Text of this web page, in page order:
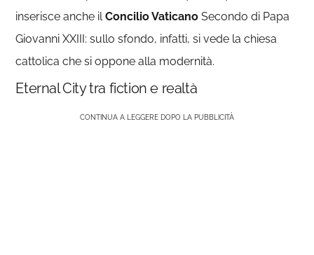
inserisce anche ilConcilio Vaticano Secondo di Papa
Giovanni XXIII: sullo sfondo, infatti, si vede la chiesa
cattolica che si oppone alla modernità.
Eternal City tra fiction e realtà
CONTINUA A LEGGERE DOPO LA PUBBLICITÀ